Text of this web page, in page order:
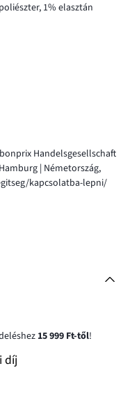
1% elasztán
bonprix Handelsgesellschaft
| Németország,
kapcsolatba-lepni/
15 999 Ft-től!
díj